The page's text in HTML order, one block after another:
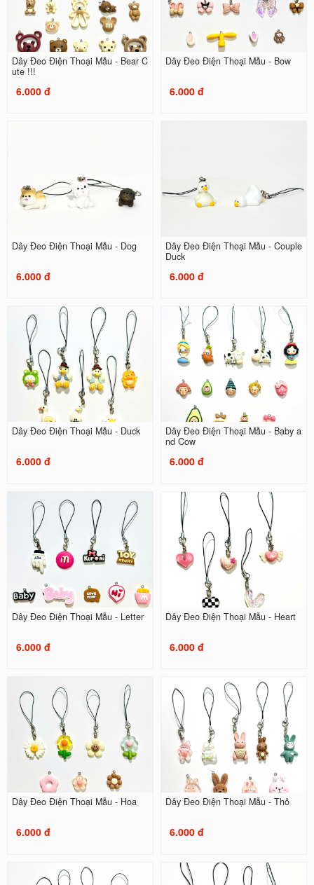
Dây Đeo Điện Thoại Mẫu - Bear C
ute !!!
6.000 đ
Dây Đeo Điện Thoại Mẫu - Bow
6.000 đ
Dây Đeo Điện Thoại Mẫu - Dog
6.000 đ
Dây Đeo Điện Thoại Mẫu - Couple
Duck
6.000 đ
Dây Đeo Điện Thoại Mẫu - Duck
6.000 đ
Dây Đeo Điện Thoại Mẫu - Baby a
nd Cow
6.000 đ
Dây Đeo Điện Thoại Mẫu - Letter
6.000 đ
Dây Đeo Điện Thoại Mẫu - Heart
6.000 đ
Dây Đeo Điện Thoại Mẫu - Hoa
6.000 đ
Dây Đeo Điện Thoại Mẫu - Thỏ
6.000 đ